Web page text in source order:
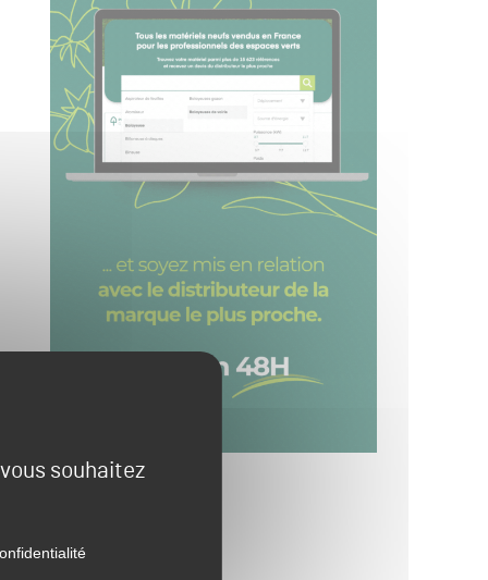
souhaitez